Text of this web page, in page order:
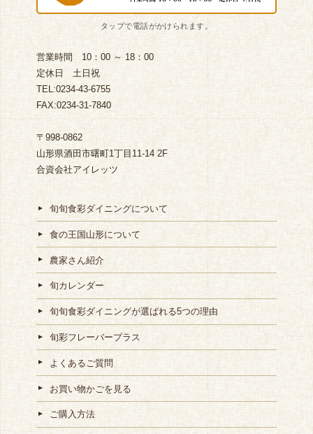
営業時間 10：00 ～ 18：00
定休日 土日祝
TEL:0234-43-6755
FAX:0234-31-7840
〒998-0862
山形県酒田市曙町1丁目11-14 2F
合資会社アイレッツ
旬旬食彩ダイニングについて
食の王国山形について
農家さん紹介
旬カレンダー
旬旬食彩ダイニングが選ばれる5つの理由
旬彩フレーバープラス
よくあるご質問
お買い物かごを見る
ご購入方法